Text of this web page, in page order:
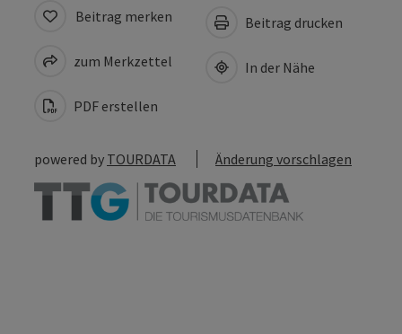
Beitrag merken
zum Merkzettel
PDF erstellen
Beitrag drucken
In der Nähe
powered by TOURDATA Änderung vorschlagen